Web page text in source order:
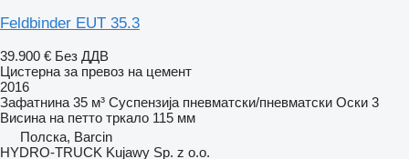
Feldbinder EUT 35.3
39.900 € Без ДДВ
Цистерна за превоз на цемент
2016
Зафатнина 35 м³ Суспензија пневматски/пневматски Оски 3
Висина на петто тркало 115 мм
Полска, Barcin
HYDRO-TRUCK Kujawy Sp. z o.o.